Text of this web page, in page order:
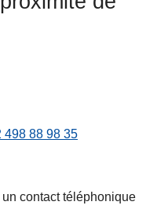
498 88 98 35
contact téléphonique